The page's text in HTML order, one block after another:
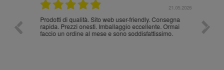
21.05.2026
Prodotti di qualità. Sito web user-friendly. Consegna
rapida. Prezzi onesti. Imballaggio eccellente. Ormai
faccio un ordine al mese e sono soddisfattissimo.
10/10